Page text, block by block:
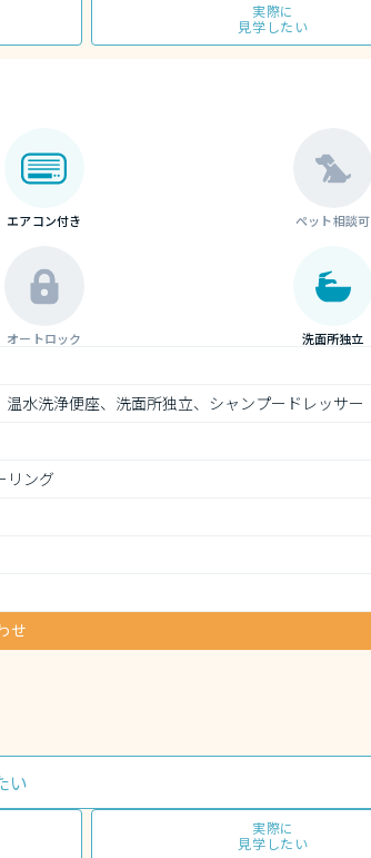
実際に
見学したい
エアコン付き ペット相談可
オートロック 洗面所独立
水洗浄便座、洗面所独立、シャンプードレッサー
リング
せ
い
実際に
見学したい